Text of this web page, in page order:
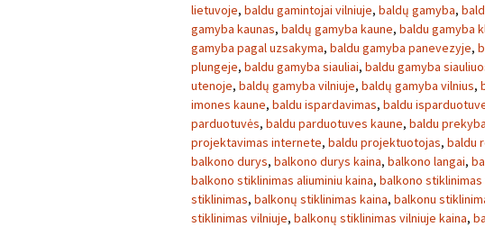
lietuvoje, baldu gamintojai vilniuje, baldų gamyba,
gamyba kaunas, baldų gamyba kaune, baldu gamyba
gamyba pagal uzsakyma, baldu gamyba panevezyje,
plungeje, baldu gamyba siauliai, baldu gamyba
utenoje, baldų gamyba vilniuje, baldų gamyba vilnius,
imones kaune, baldu ispardavimas, baldu
parduotuvės, baldu parduotuves kaune, baldu
projektavimas internete, baldu projektuotojas, baldu
balkono durys, balkono durys kaina, balkono langai,
balkono stiklinimas aliuminiu kaina, balkono stiklinimas
stiklinimas, balkonų stiklinimas kaina, balkonu
stiklinimas vilniuje, balkonų stiklinimas vilniuje kaina,